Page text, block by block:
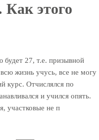
Как этого
27, т.е. призывной
жизнь учусь, все не могу
курс. Отчислялся по
и учился опять.
участковые не п